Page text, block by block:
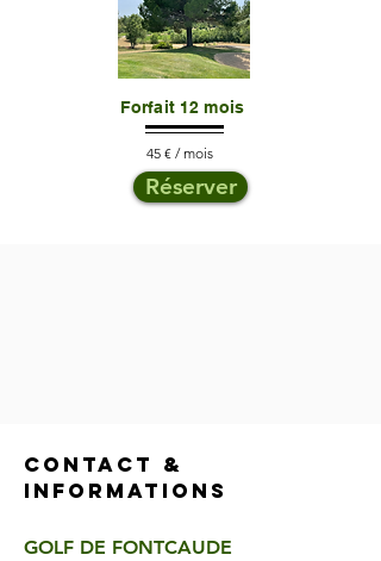
Forfait 12 mois
45 € / mois
Réserver
CONTACT &
INFORMATIONS
GOLF DE FONTCAUDE